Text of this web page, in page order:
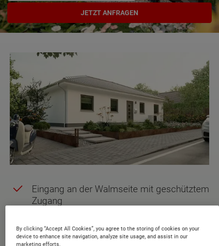
JETZT ANFRAGEN
Eingang an der Walmseite mit geschütztem
Zugang
Schlafzimmer mit direktem Zugang zur
By clicking “Accept All Cookies”, you agree to the storing of cookies on your
device to enhance site navigation, analyze site usage, and assist in our
marketing efforts.